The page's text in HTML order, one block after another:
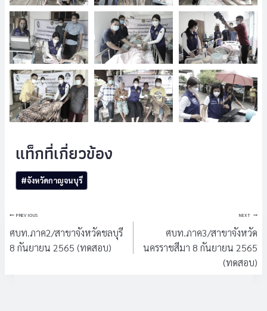
Post
Tags:
#จังหวัดกาญจนบุรี
แนะแนว
PREVIOUS
ศบท.ภาค2/สาขาจังหวัดชลบุรี
8 กันยายน 2565 (ทดสอบ)
NEXT
ศบท.ภาค3/สาขาจังหวัด
นครราชสีมา 8 กันยายน 2565
(ทดสอบ)